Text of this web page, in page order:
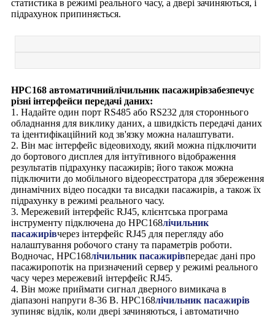
статистика в режимі реального часу, а двері зачиняються, і
підрахунок припиняється.
HPC168 автоматичнийлічильник пасажирівзабезпечує
різні інтерфейси передачі даних:
1. Надайте один порт RS485 або RS232 для стороннього
обладнання для виклику даних, а швидкість передачі даних
та ідентифікаційний код зв'язку можна налаштувати.
2. Він має інтерфейс відеовиходу, який можна підключити
до бортового дисплея для інтуїтивного відображення
результатів підрахунку пасажирів; його також можна
підключити до мобільного відеореєстратора для збереження
динамічних відео посадки та висадки пасажирів, а також їх
підрахунку в режимі реального часу.
3. Мережевий інтерфейс RJ45, клієнтська програма
інструменту підключена до HPC168лічильник
пасажирівчерез інтерфейс RJ45 для перегляду або
налаштування робочого стану та параметрів роботи.
Водночас, HPC168лічильник пасажирівпередає дані про
пасажиропотік на призначений сервер у режимі реального
часу через мережевий інтерфейс RJ45.
4. Він може приймати сигнал дверного вимикача в
діапазоні напруги 8-36 В. HPC168лічильник пасажирів
зупиняє відлік, коли двері зачиняються, і автоматично